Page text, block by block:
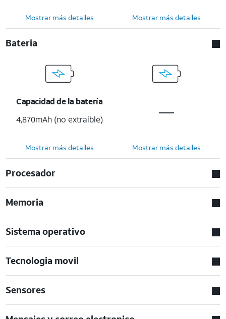
Mostrar más detalles Mostrar más detalles
Bateria
Capacidad de la batería
4,870mAh (no extraíble)
Mostrar más detalles Mostrar más detalles
Procesador
Memoria
Sistema operativo
Tecnologia movil
Sensores